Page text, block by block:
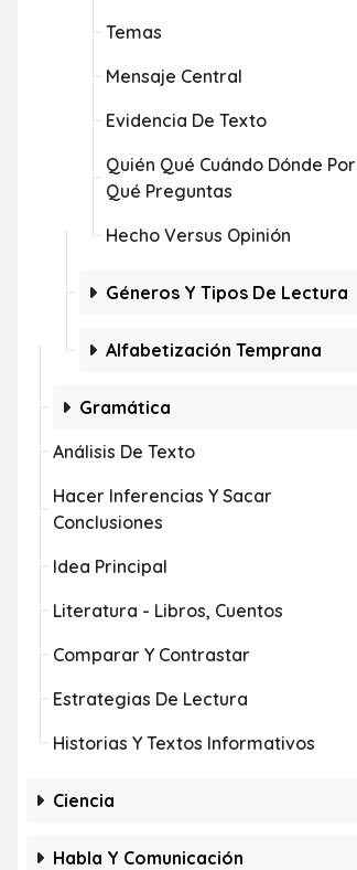
Temas
Mensaje Central
Evidencia De Texto
Quién Qué Cuándo Dónde Por
Qué Preguntas
Hecho Versus Opinión
Géneros Y Tipos De Lectura
Alfabetización Temprana
Gramática
Análisis De Texto
Hacer Inferencias Y Sacar
Conclusiones
Idea Principal
Literatura - Libros, Cuentos
Comparar Y Contrastar
Estrategias De Lectura
Historias Y Textos Informativos
Ciencia
Habla Y Comunicación